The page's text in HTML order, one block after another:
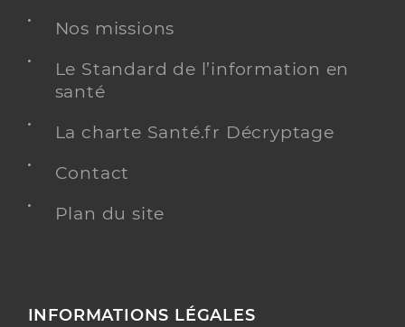
Nos missions
Le Standard de l’information en
santé
La charte Santé.fr Décryptage
Contact
Plan du site
INFORMATIONS LÉGALES